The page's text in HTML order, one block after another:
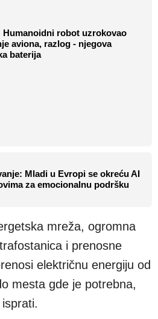
Humanoidni robot uzrokovao
aviona, razlog - njegova
baterija
Mladi u Evropi se okreću AI
za emocionalnu podršku
mreža, ogromna
i prenosne
električnu energiju od
mesta gde je potrebna,